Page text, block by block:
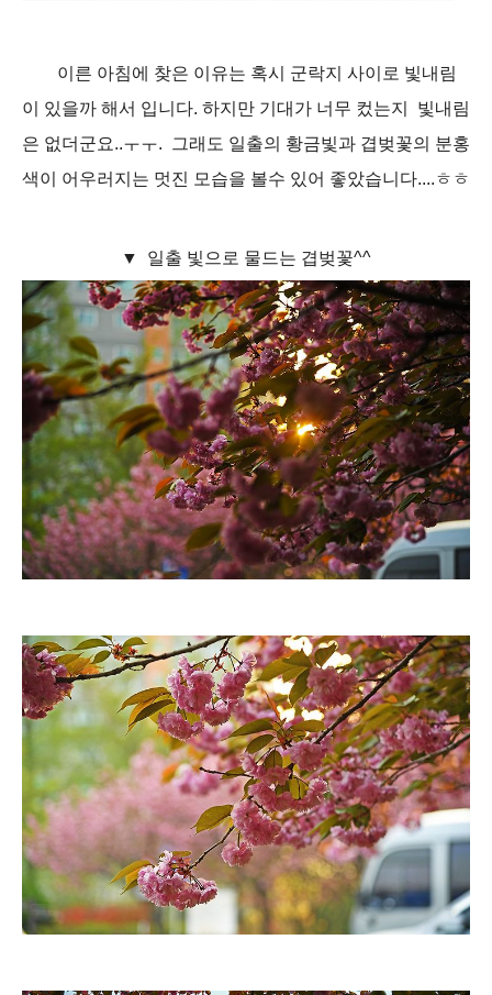
이른 아침에 찾은 이유는 혹시 군락지 사이로 빛내림
이 있을까 해서 입니다. 하지만 기대가 너무 컸는지 빛내림
은 없더군요..ㅜㅜ. 그래도 일출의 황금빛과 겹벚꽃의 분홍
색이 어우러지는 멋진 모습을 볼수 있어 좋았습니다....ㅎㅎ
▼ 일출 빛으로 물드는 겹벚꽃^^